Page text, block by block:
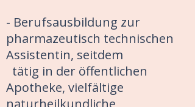
- Berufsausbildung zur
pharmazeutisch technischen
Assistentin, seitdem
tätig in der öffentlichen
Apotheke, vielfältige
naturheilkundliche